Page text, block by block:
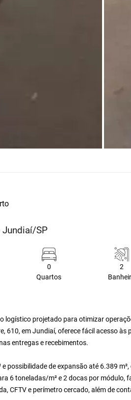
Jundiaí/SP
0
Quartos
2
logístico projetado para otimizar
610, em Jundiaí, oferece fácil acesso às
entregas e recebimentos.
possibilidade de expansão até 6.389
6 toneladas/m² e 2 docas por
CFTV e perímetro cercado, além de